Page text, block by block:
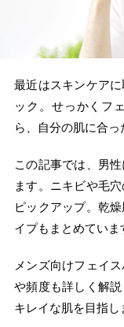
最近はスキンケア
ック。せっかくフ
ら、自分の肌に合っ
この記事では、男
ます。ニキビや毛
ピックアップ。乾
イプもまとめていま
メンズ向けフェイ
や頻度も詳しく解
キレイな肌を目指し